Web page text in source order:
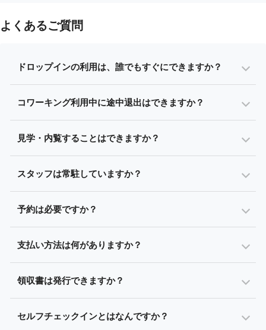
よくあるご質問
ドロップインの利用は、誰でもすぐにできますか？
コワーキング利用中に途中退出はできますか？
見学・内覧することはできますか？
スタッフは常駐していますか？
予約は必要ですか？
支払い方法は何がありますか？
領収書は発行できますか？
セルフチェックインとはなんですか？